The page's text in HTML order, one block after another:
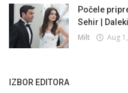
Počele
Sehir |
Milt Aug
IZBOR EDITORA